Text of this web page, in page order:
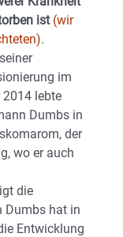
ist (wir
.
im
lebte
Dumbs in
der
wo er auch
die
Dumbs hat in
Entwicklung